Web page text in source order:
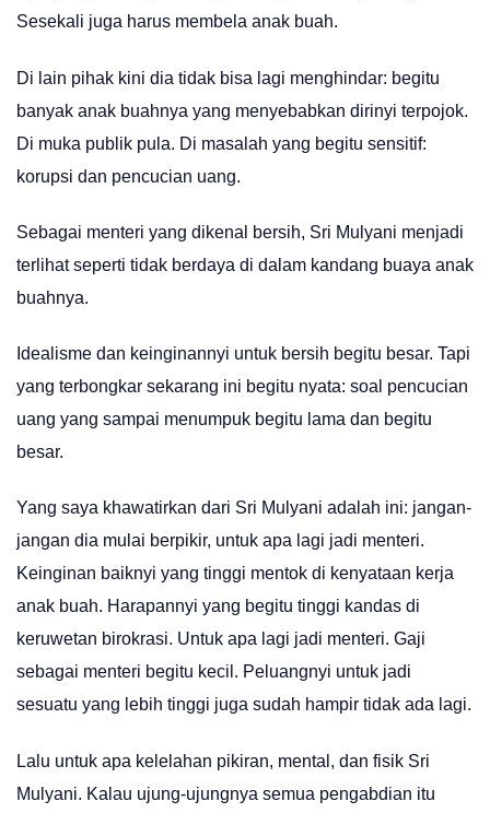
Sesekali juga harus membela anak buah.
Di lain pihak kini dia tidak bisa lagi menghindar: begitu
banyak anak buahnya yang menyebabkan dirinyi terpojok.
Di muka publik pula. Di masalah yang begitu sensitif:
korupsi dan pencucian uang.
Sebagai menteri yang dikenal bersih, Sri Mulyani menjadi
terlihat seperti tidak berdaya di dalam kandang buaya anak
buahnya.
Idealisme dan keinginannyi untuk bersih begitu besar. Tapi
yang terbongkar sekarang ini begitu nyata: soal pencucian
uang yang sampai menumpuk begitu lama dan begitu
besar.
Yang saya khawatirkan dari Sri Mulyani adalah ini: jangan-
jangan dia mulai berpikir, untuk apa lagi jadi menteri.
Keinginan baiknyi yang tinggi mentok di kenyataan kerja
anak buah. Harapannyi yang begitu tinggi kandas di
keruwetan birokrasi. Untuk apa lagi jadi menteri. Gaji
sebagai menteri begitu kecil. Peluangnyi untuk jadi
sesuatu yang lebih tinggi juga sudah hampir tidak ada lagi.
Lalu untuk apa kelelahan pikiran, mental, dan fisik Sri
Mulyani. Kalau ujung-ujungnya semua pengabdian itu